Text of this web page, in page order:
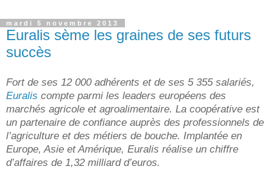
mardi 5 novembre 2013
Euralis sème les graines de ses futurs
succès
Fort de ses 12 000 adhérents et de ses 5 355 salariés,
Euralis compte parmi les leaders européens des
marchés agricole et agroalimentaire. La coopérative est
un partenaire de confiance auprès des professionnels de
l’agriculture et des métiers de bouche. Implantée en
Europe, Asie et Amérique, Euralis réalise un chiffre
d’affaires de 1,32 milliard d’euros.